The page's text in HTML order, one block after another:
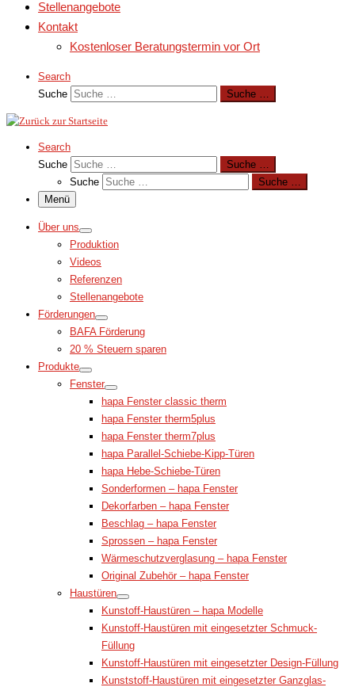
Stellenangebote
Kontakt
Kostenloser Beratungstermin vor Ort
Search
Suche
Suche …
Search
Suche
Suche …
Suche
Suche …
Menü
Über uns
Produktion
Videos
Referenzen
Stellenangebote
Förderungen
BAFA Förderung
20 % Steuern sparen
Produkte
Fenster
hapa Fenster classic therm
hapa Fenster therm5plus
hapa Fenster therm7plus
hapa Parallel-Schiebe-Kipp-Türen
hapa Hebe-Schiebe-Türen
Sonderformen – hapa Fenster
Dekorfarben – hapa Fenster
Beschlag – hapa Fenster
Sprossen – hapa Fenster
Wärmeschutzverglasung – hapa Fenster
Original Zubehör – hapa Fenster
Haustüren
Kunstoff-Haustüren – hapa Modelle
Kunstoff-Haustüren mit eingesetzter Schmuck-
Füllung
Kunstoff-Haustüren mit eingesetzter Design-Füllung
Kunststoff-Haustüren mit eingesetzter Ganzglas-